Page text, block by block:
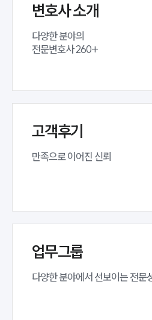
대륜법률상
법률 서비스 피해
변호사 소개
다양한 분야의
전문변호사 260+
고객후기
만족으로 이어진 신뢰
업무그룹
다양한 분야에서 선보이는 전문